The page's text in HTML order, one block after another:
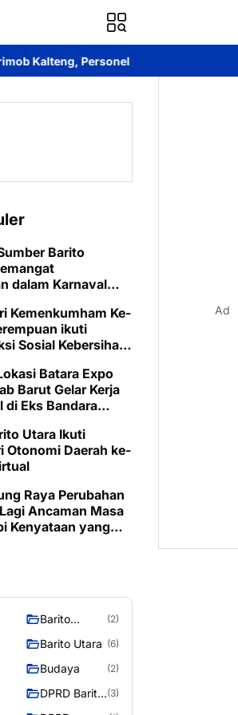
B Pelopor Berbagi Kebahagiaan
Barito
dalam Karnaval
Kemenkumham Ke-
ikuti
Sosial Kebersihan
Batara Expo
Barut Gelar Kerja
di Eks Bandara
Utara Ikuti
Otonomi Daerah ke-
Raya Perubahan
Ancaman Masa
Kenyataan yang
Barito
(2)
Barito Utara (6)
Budaya (2)
DPRD Barito (3)
Ad